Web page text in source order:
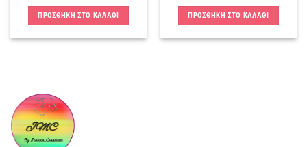
ΠΡΟΣΘΗΚΗ ΣΤΟ ΚΑΛΑΘΙ ΠΡΟΣΘΗΚΗ ΣΤΟ ΚΑΛΑΘΙ